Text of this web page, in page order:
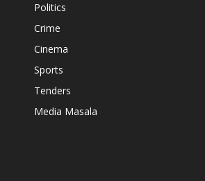
Politics
Crime
Cinema
Sports
Tenders
Media Masala